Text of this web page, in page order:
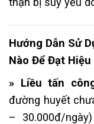
Hướng Dẫn Sử
Nào Để Đạt Hiệu
» Liều tấn
đường huyết
– 30.000đ/